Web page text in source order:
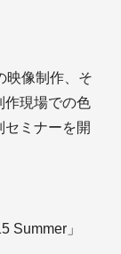
映像制作、そ
作現場での色
ミナーを開
Summer」